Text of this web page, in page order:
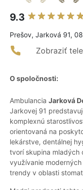
9.3
Prešov, Jarková 91,
Zobraziť
O spoločnosti:
Ambulancia Jarková
Jarkovej 91
komplexnú
orientovaná na
lekárstve, dentálnej
tvorí skupina mladých
využívanie
trendy v oblasti